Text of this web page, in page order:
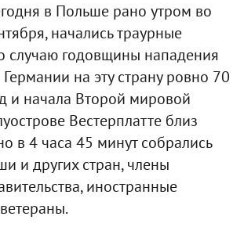
в Польше рано утром во
начались траурные
случаю годовщины нападения
на эту страну ровно 70
и начала Второй мировой
Вестерплатте близ
в 4 часа 45 минут собрались
и других стран, члены
иностранные